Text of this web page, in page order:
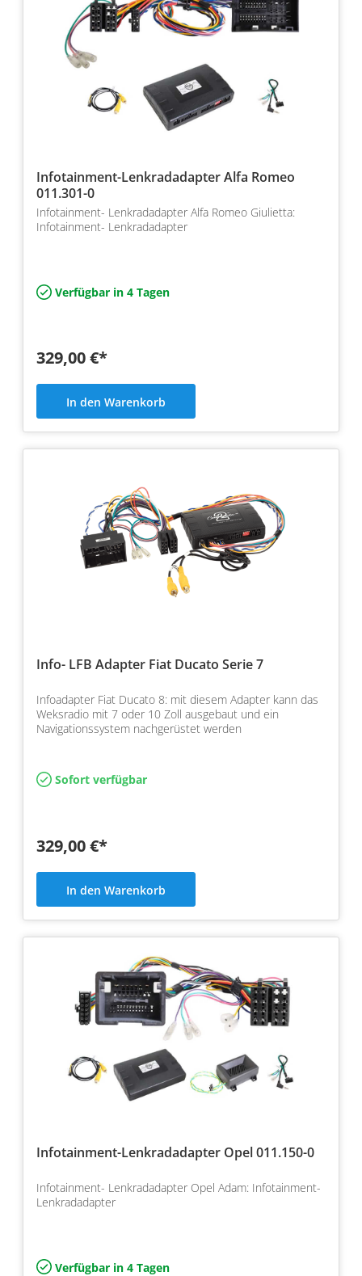
Infotainment-Lenkradadapter Alfa Romeo
011.301-0
Infotainment- Lenkradadapter Alfa Romeo Giulietta:
Infotainment- Lenkradadapter
Verfügbar in 4 Tagen
329,00 €*
In den Warenkorb
Info- LFB Adapter Fiat Ducato Serie 7
Infoadapter Fiat Ducato 8: mit diesem Adapter kann das
Weksradio mit 7 oder 10 Zoll ausgebaut und ein
Navigationssystem nachgerüstet werden
Sofort verfügbar
329,00 €*
In den Warenkorb
Infotainment-Lenkradadapter Opel 011.150-0
Infotainment- Lenkradadapter Opel Adam: Infotainment-
Lenkradadapter
Verfügbar in 4 Tagen